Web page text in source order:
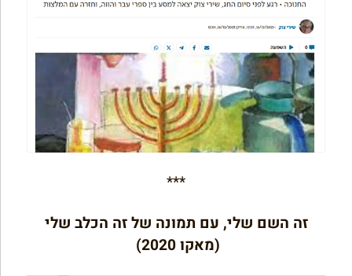
***
זה השם שלי, עם תמונה של זה הכלב שלי
(מאקו 2020)